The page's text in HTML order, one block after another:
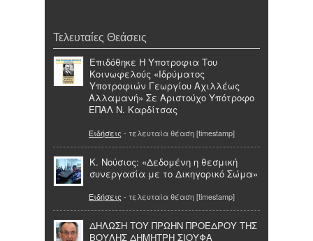
Τελευταίες Θεάσεις
Επιδόθηκε Η Υποτροφια Του
Κοινωφελούς «Ιδρύματος
Υποτροφιών Γεωργίου Αχιλλέως
Αλλαμανή» Σε Αριστούχο Υπότροφο
ΕΠΑΛ Ν. Καρδίτσας
Ειδήσεις - τελευταία θέαση [timestamp]
Κ. Νούσιος: «Δεδομένη η θεσμική
συνεργασία με το Δικηγορικό Σώμα»
Ειδήσεις - τελευταία θέαση [timestamp]
ΔΗΛΩΣΗ TΟY ΠΡΩΗΝ ΠΡΟΕΔΡΟY ΤΗΣ
ΒΟΥΛΗΣ ΔΗΜΗΤΡΗ ΣΙΟΥΦΑ